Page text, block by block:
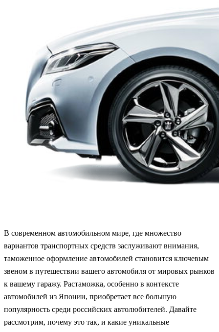
В современном автомобильном мире, где множество
вариантов транспортных средств заслуживают внимания,
таможенное оформление автомобилей становится ключевым
звеном в путешествии вашего автомобиля от мировых рынков
к вашему гаражу. Растаможка, особенно в контексте
автомобилей из Японии, приобретает все большую
популярность среди российских автолюбителей. Давайте
рассмотрим, почему это так, и какие уникальные